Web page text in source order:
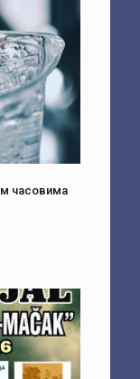
часовима